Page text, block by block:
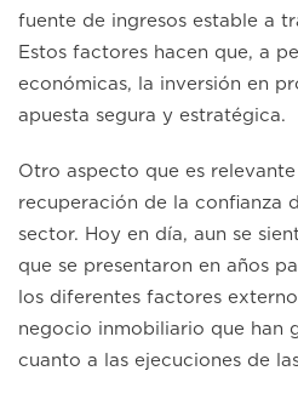
fuente de ingresos estable a
Estos factores hacen que, a
económicas, la inversión en
apuesta segura y estratégica.
Otro aspecto que es
recuperación de la confianza
sector. Hoy en día, aun se
que se presentaron en años
los diferentes factores
negocio inmobiliario que han
cuanto a las ejecuciones de